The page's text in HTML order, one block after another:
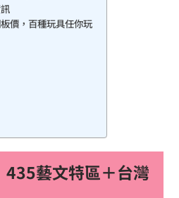
價，百種玩具任你玩
435藝文特區＋台灣